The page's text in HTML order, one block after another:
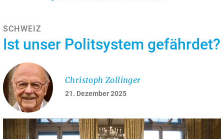
SCHWEIZ
Ist unser Politsystem gefährdet?
21. Dezember 2025
Christoph Zollinger